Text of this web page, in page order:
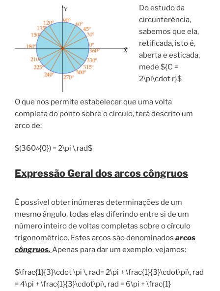
Do estudo da
circunferência,
sabemos que ela,
retificada, isto é,
aberta e esticada,
mede ${C =
2\pi\cdot r}$
O que nos permite estabelecer que uma volta
completa do ponto sobre o círculo, terá descrito um
arco de:
$(360^{0}) = 2\pi \,rad$
Expressão Geral dos arcos côngruos
É possível obter inúmeras determinações de um
mesmo ângulo, todas elas diferindo entre si de um
número inteiro de voltas completas sobre o círculo
trigonométrico. Estes arcos são denominados arcos
côngruos. Apenas para dar um exemplo, vejamos:
$\frac{1}{3}\cdot \pi \, rad= 2\pi + \frac{1}{3}\cdot\pi\, rad
= 4\pi + \frac{1}{3}\cdot\pi\, rad = 6\pi + \frac{1}